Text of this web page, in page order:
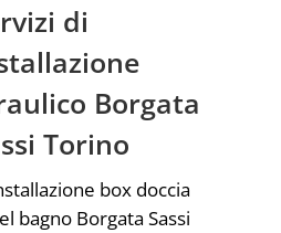
di
Borgata
Torino
box doccia
bagno Borgata Sassi